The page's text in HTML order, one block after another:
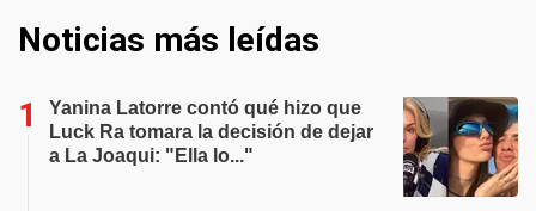
Noticias más leídas
Yanina Latorre contó qué hizo que
Luck Ra tomara la decisión de dejar
a La Joaqui: "Ella lo..."